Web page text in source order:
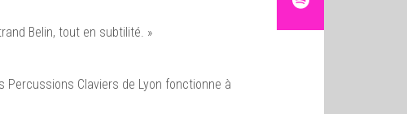
Belin, tout en subtilité. »
Percussions Claviers de Lyon fonctionne à